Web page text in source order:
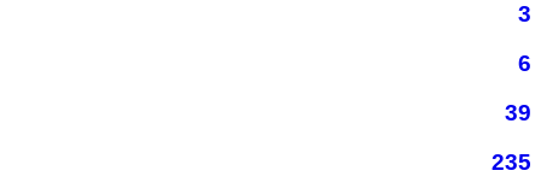
3
6
39
235